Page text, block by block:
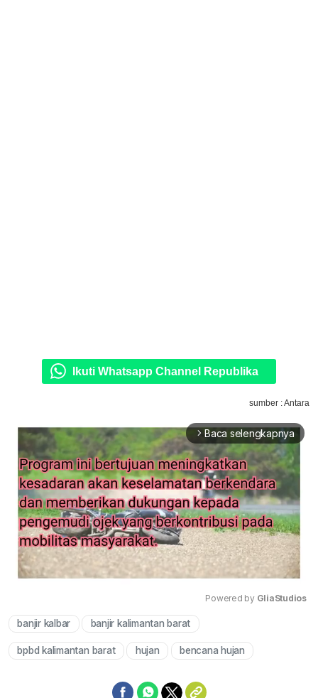
Ikuti Whatsapp Channel Republika
sumber : Antara
arrow_forward_ios Baca selengkapnya
Powered by GliaStudios
banjir kalbar banjir kalimantan barat
bpbd kalimantan barat hujan bencana hujan